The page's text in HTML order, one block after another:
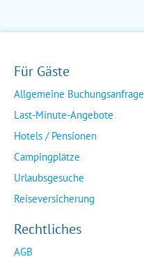
Für Gäste
Allgemeine Buchungsanfrage
Last-Minute-Angebote
Hotels / Pensionen
Campingplätze
Urlaubsgesuche
Reiseversicherung
Rechtliches
AGB